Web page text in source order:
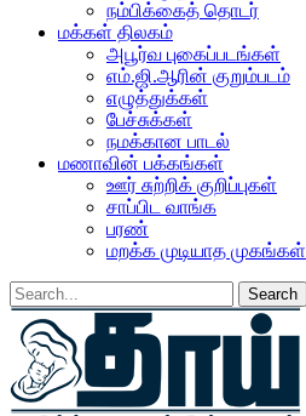
நம்பிக்கைத் தொடர்
மக்கள் திலகம்
அபூர்வ புகைப்படங்கள்
எம்.ஜி.ஆரின் குறும்படம்
எழுத்துக்கள்
பேச்சுக்கள்
நமக்கான பாடல்
மணாவின் பக்கங்கள்
ஊர் சுற்றிக் குறிப்புகள்
சாப்பிட வாங்க
பரண்
மறக்க முடியாத முகங்கள்